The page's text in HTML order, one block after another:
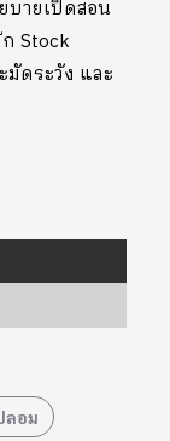
บายเปิดสอน
Stock
มัดระวัง และ
ลอม